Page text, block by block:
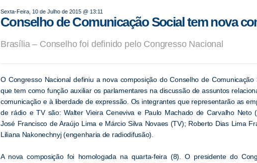
Sexta-Feira, 10 de Julho de 2015 @ 13:11
Conselho de Comunicação Social tem nova
Brasília – Conselho foi definido pelo Congresso Nacional
O Congresso Nacional definiu a nova composição do Conselho de Comunicação
que tem como função auxiliar os parlamentares na discussão de assuntos
comunicação e à liberdade de expressão. Os integrantes que representarão as
de rádio e TV são: Walter Vieira Ceneviva e Paulo Machado de Carvalho Neto
José Francisco de Araújo Lima e Márcio Silva Novaes (TV); Roberto Dias Lima
Liliana Nakonechnyj (engenharia de radiodifusão).
A nova composição foi homologada na quarta-feira (8). O presidente do